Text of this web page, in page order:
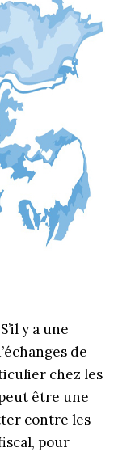
y a une
de
chez les
être une
contre les
pour